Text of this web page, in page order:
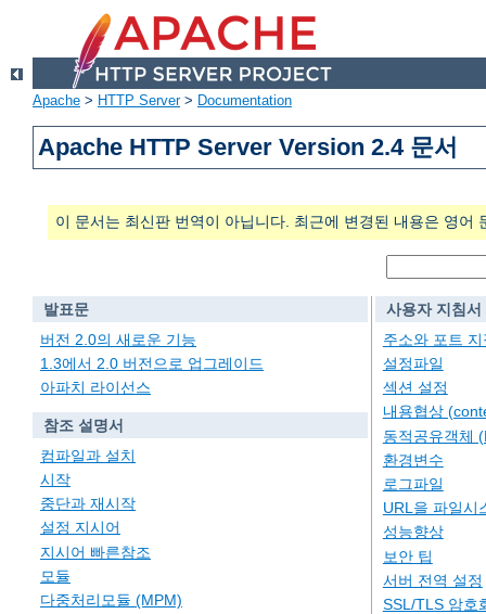
Apache > HTTP Server> Documentation
Apache HTTP Server Version 2.4 문서
이 문서는 최신판 번역이 아닙니다. 최근에 변경된 내용은 영어
발표문
버전 2.0의 새로운 기능
1.3에서 2.0 버전으로 업그레이드
아파치 라이선스
참조 설명서
컴파일과 설치
시작
중단과 재시작
설정 지시어
지시어 빠른참조
모듈
다중처리모듈 (MPM)
사용자 지침서
주소와 포트 지
설정파일
섹션 설정
내용협상
동적공유객체
환경변수
로그파일
URL을 파일시
성능향상
보안 팁
서버 전역 설정
SSL/TLS 암호